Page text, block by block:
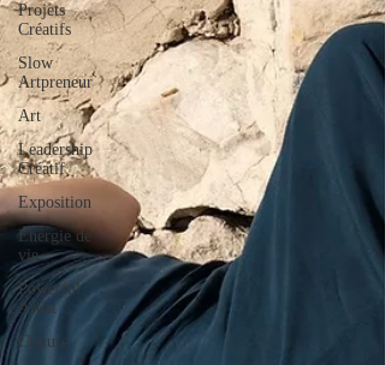
Projets
Créatifs
Slow
Artpreneur
Art
Leadership
Créatif
Exposition
Energie de
vie
Powerful
Artist
Culture